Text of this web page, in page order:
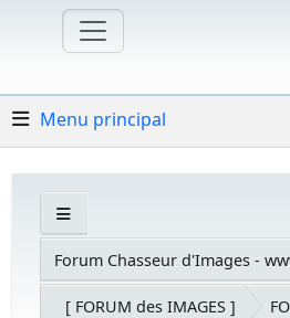
Menu principal
Forum Chasseur d'Images -
[ FORUM des IMAGES ]